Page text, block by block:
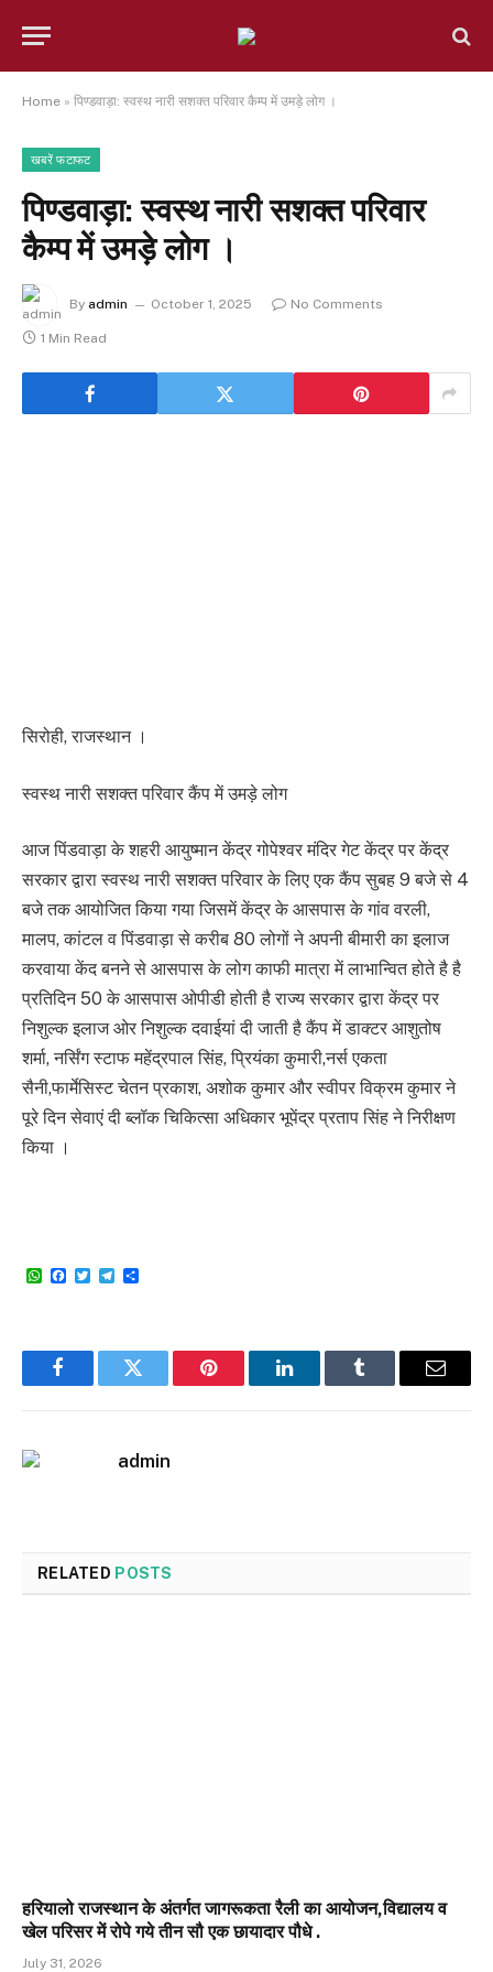
Home » पिण्डवाड़ा: स्वस्थ नारी सशक्त परिवार कैम्प में उमड़े लोग ।
खबरें फटाफट
पिण्डवाड़ा: स्वस्थ नारी सशक्त परिवार
कैम्प में उमड़े लोग ।
By admin October 1, 2025 No Comments
1 Min Read
सिरोही, राजस्थान ।
स्वस्थ नारी सशक्त परिवार कैंप में उमड़े लोग
आज पिंडवाड़ा के शहरी आयुष्मान केंद्र गोपेश्वर मंदिर गेट केंद्र पर केंद्र
सरकार द्वारा स्वस्थ नारी सशक्त परिवार के लिए एक कैंप सुबह 9 बजे से 4
बजे तक आयोजित किया गया जिसमें केंद्र के आसपास के गांव वरली,
मालप, कांटल व पिंडवाड़ा से करीब 80 लोगों ने अपनी बीमारी का इलाज
करवाया केंद बनने से आसपास के लोग काफी मात्रा में लाभान्वित होते है है
प्रतिदिन 50 के आसपास ओपीडी होती है राज्य सरकार द्वारा केंद्र पर
निशुल्क इलाज ओर निशुल्क दवाईयां दी जाती है कैंप में डाक्टर आशुतोष
शर्मा, नर्सिंग स्टाफ महेंद्रपाल सिंह, प्रियंका कुमारी,नर्स एकता
सैनी,फार्मेसिस्ट चेतन प्रकाश, अशोक कुमार और स्वीपर विक्रम कुमार ने
पूरे दिन सेवाएं दी ब्लॉक चिकित्सा अधिकार भूपेंद्र प्रताप सिंह ने निरीक्षण
किया ।
WhatsApp
Facebook
TwitterTelegram
FacebookTwitter Pinterest LinkedInTumblr Email
admin
RELATED POSTS
हरियालो राजस्थान के अंतर्गत जागरूकता रैली का आयोजन,विद्यालय व
खेल परिसर में रोपे गये तीन सौ एक छायादार पौधे .
July 31, 2026